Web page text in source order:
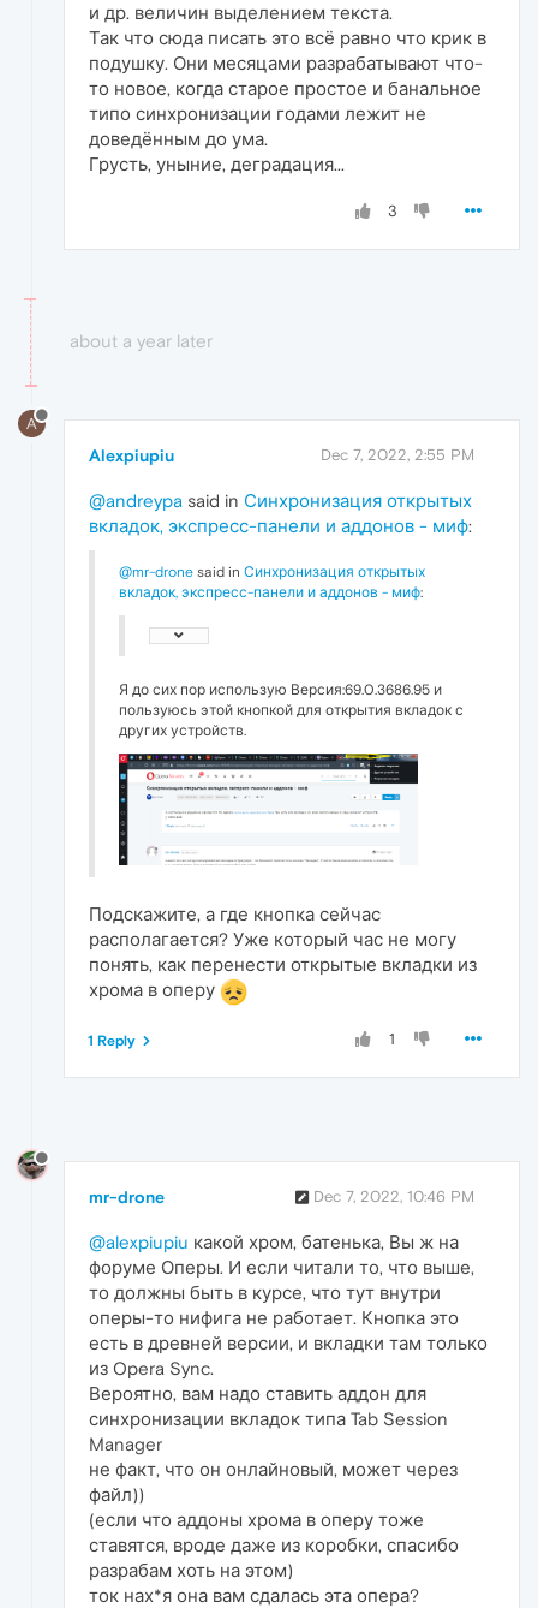
и др. величин выделением текста.
Так что сюда писать это всё равно что крик в
подушку. Они месяцами разрабатывают что-
то новое, когда старое простое и банальное
типо синхронизации годами лежит не
доведённым до ума.
Грусть, уныние, деградация...
3
about a year later
A
Alexpiupiu Dec 7, 2022, 2:55 PM
@andreypa said in Синхронизация открытых
вкладок, экспресс-панели и аддонов - миф:
@mr-drone said in Синхронизация открытых
вкладок, экспресс-панели и аддонов - миф:
Я до сих пор использую Версия:69.0.3686.95 и
пользуюсь этой кнопкой для открытия вкладок с
других устройств.
Подскажите, а где кнопка сейчас
располагается? Уже который час не могу
понять, как перенести открытые вкладки из
хрома в оперу
1
1 Reply
mr-drone Dec 7, 2022, 10:46 PM
@alexpiupiu какой хром, батенька, Вы ж на
форуме Оперы. И если читали то, что выше,
то должны быть в курсе, что тут внутри
оперы-то нифига не работает. Кнопка это
есть в древней версии, и вкладки там только
из Opera Sync.
Вероятно, вам надо ставить аддон для
синхронизации вкладок типа Tab Session
Manager
не факт, что он онлайновый, может через
файл))
(если что аддоны хрома в оперу тоже
ставятся, вроде даже из коробки, спасибо
разрабам хоть на этом)
ток нах*я она вам сдалась эта опера?